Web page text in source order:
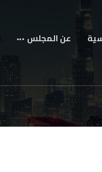
عن المجلس